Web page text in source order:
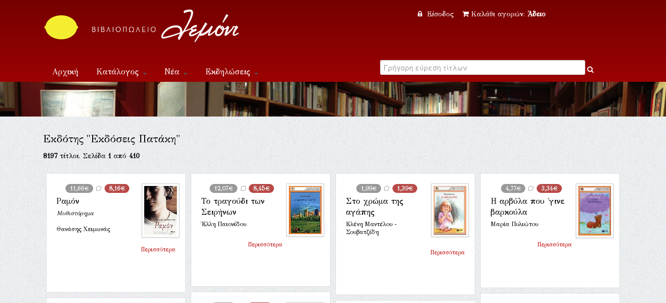
Είσοδος Καλάθι αγορών: Άδειο
Αρχική Κατάλογος Νέα Εκδηλώσεις
Επικοινωνία
Εκδότης "Εκδόσεις Πατάκη"
8197τίτλοι. Σελίδα1από410
11,66€ 8,16€
Ραμόν
Μυθιστόρημα
Θανάσης Χειμωνάς
Περισσότερα
12,07€ 8,45€
Το τραγούδι των
Σειρήνων
Έλλη Παιονίδου
Περισσότερα
1,99€ 1,39€
Στο χρώμα της
αγάπης
Ελένη Μαντέλου -
Σουβατζίδη
Περισσότερα
4,77€ 3,34€
Η αρβύλα που ΄γινε
βαρκούλα
Μαρία Πυλιώτου
Περισσότερα